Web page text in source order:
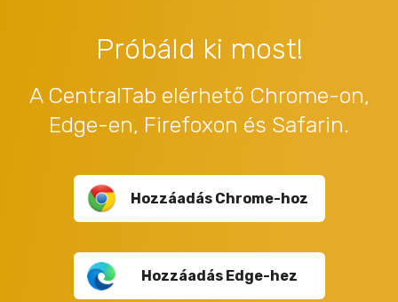
Próbáld ki most!
A CentralTab elérhető Chrome-on,
Edge-en, Firefoxon és Safarin.
Hozzáadás Chrome-hoz
Hozzáadás Edge-hez